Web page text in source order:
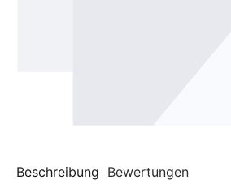
Beschreibung Bewertungen